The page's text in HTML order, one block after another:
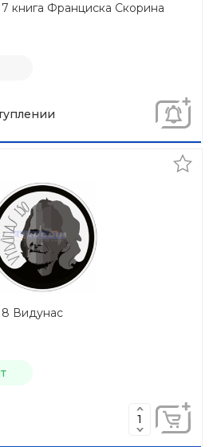
книга Франциска Скорина
Видунас